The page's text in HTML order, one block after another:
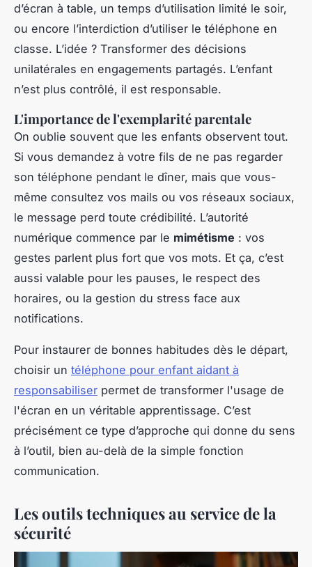
d’écran à table, un temps d’utilisation limité le soir,
ou encore l’interdiction d’utiliser le téléphone en
classe. L’idée ? Transformer des décisions
unilatérales en engagements partagés. L’enfant
n’est plus contrôlé, il est responsable.
L'importance de l'exemplarité parentale
On oublie souvent que les enfants observent tout.
Si vous demandez à votre fils de ne pas regarder
son téléphone pendant le dîner, mais que vous-
même consultez vos mails ou vos réseaux sociaux,
le message perd toute crédibilité. L’autorité
numérique commence par le mimétisme : vos
gestes parlent plus fort que vos mots. Et ça, c’est
aussi valable pour les pauses, le respect des
horaires, ou la gestion du stress face aux
notifications.
Pour instaurer de bonnes habitudes dès le départ,
choisir un téléphone pour enfant aidant à
responsabiliser permet de transformer l'usage de
l'écran en un véritable apprentissage. C’est
précisément ce type d’approche qui donne du sens
à l’outil, bien au-delà de la simple fonction
communication.
Les outils techniques au service de la
sécurité